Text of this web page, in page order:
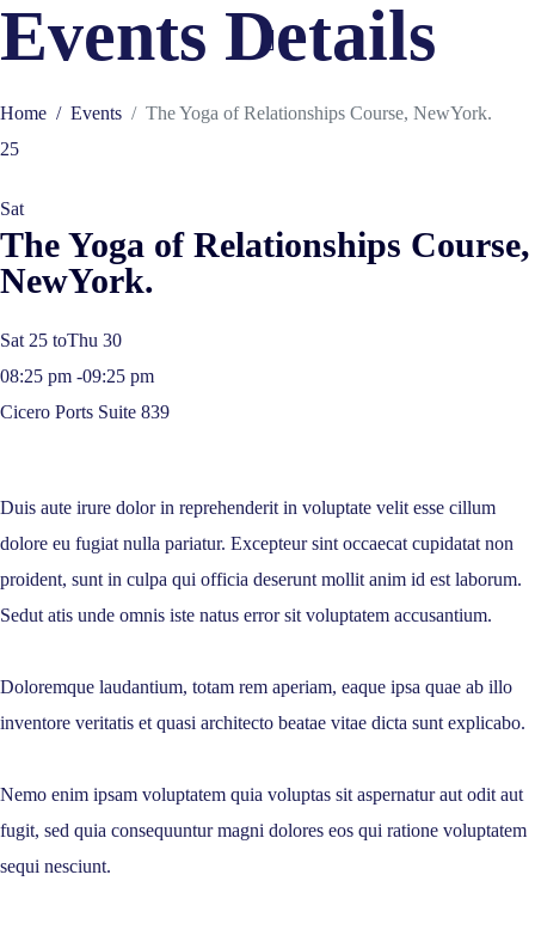
Events Details
Home Events
The Yoga of Relationships Course, NewYork.
25
Sat
The Yoga of Relationships Course,
NewYork.
Sat 25 toThu 30
08:25 pm -09:25 pm
Cicero Ports Suite 839
Duis aute irure dolor in reprehenderit in voluptate velit esse cillum
dolore eu fugiat nulla pariatur. Excepteur sint occaecat cupidatat non
proident, sunt in culpa qui officia deserunt mollit anim id est laborum.
Sedut atis unde omnis iste natus error sit voluptatem accusantium.
Doloremque laudantium, totam rem aperiam, eaque ipsa quae ab illo
inventore veritatis et quasi architecto beatae vitae dicta sunt explicabo.
Nemo enim ipsam voluptatem quia voluptas sit aspernatur aut odit aut
fugit, sed quia consequuntur magni dolores eos qui ratione voluptatem
sequi nesciunt.